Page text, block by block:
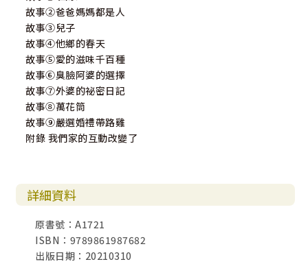
故事②爸爸媽媽都是人
故事③兒子
故事④他鄉的春天
故事⑤愛的滋味千百種
故事⑥臭臉阿婆的選擇
故事⑦外婆的祕密日記
故事⑧萬花筒
故事⑨嚴選婚禮帶路雞
附錄 我們家的互動改變了
詳細資料
原書號：A1721
ISBN：9789861987682
出版日期：20210310